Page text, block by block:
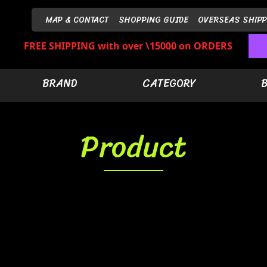
MAP & CONTACT SHOPPING GUIDE OVERSEAS
FREE SHIPPING with over \15000 on ORDERS
BRAND CATEGORY
Product